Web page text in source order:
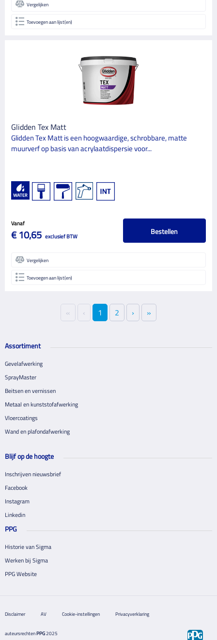
Vergelijken
Toevoegen aan lijst(en)
Glidden Tex Matt
Glidden Tex Matt is een hoogwaardige, schrobbare, matte
muurverf op basis van acrylaatdispersie voor...
Vanaf
€ 10,65 exclusief BTW Bestellen
Vergelijken
Toevoegen aan lijst(en)
« ‹ 1 2 › »
Assortiment
Gevelafwerking
SprayMaster
Beitsen en vernissen
Metaal en kunststofafwerking
Vloercoatings
Wand en plafondafwerking
Blijf op de hoogte
Inschrijven nieuwsbrief
Facebook
Instagram
Linkedin
PPG
Historie van Sigma
Werken bij Sigma
PPG Website
Disclaimer AV Cookie-instellingen Privacyverklaring
auteursrechtenPPG2025